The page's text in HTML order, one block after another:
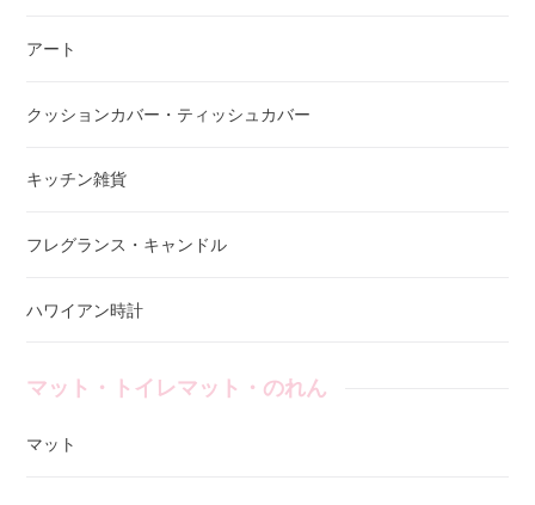
アート
クッションカバー・ティッシュカバー
キッチン雑貨
フレグランス・キャンドル
ハワイアン時計
マット・トイレマット・のれん
マット